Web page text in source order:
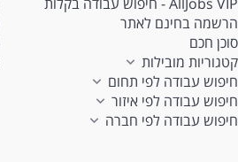
הרשמה בחינם לאתר
סוכן חכם
קטגוריות מובילות
חיפוש עבודה לפי תחום
חיפוש עבודה לפי איזור
חיפוש עבודה לפי חברה